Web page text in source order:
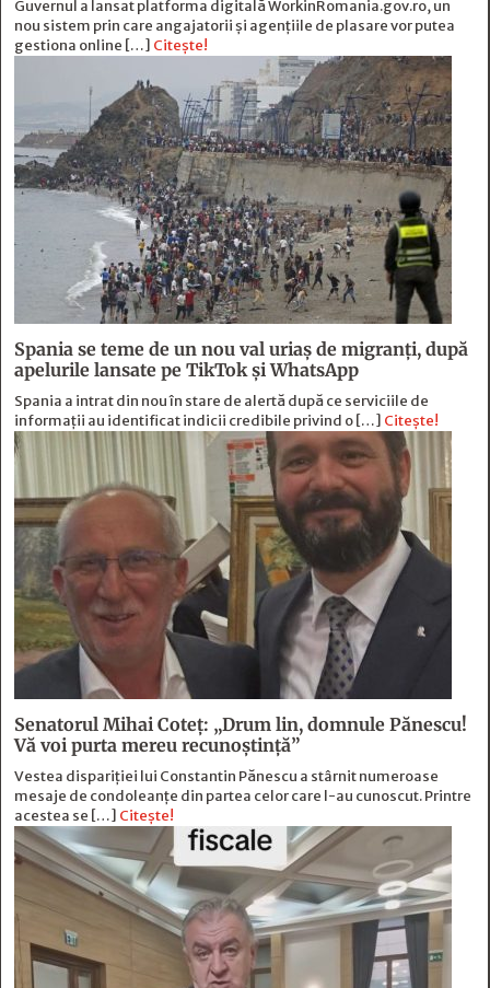
Guvernul a lansat platforma digitală WorkinRomania.gov.ro, un
nou sistem prin care angajatorii și agențiile de plasare vor putea
gestiona online […] Citește!
Spania se teme de un nou val uriaș de migranți, după
apelurile lansate pe TikTok și WhatsApp
Spania a intrat din nou în stare de alertă după ce serviciile de
informații au identificat indicii credibile privind o […] Citește!
Senatorul Mihai Coteț: „Drum lin, domnule Pănescu!
Vă voi purta mereu recunoștință”
Vestea dispariției lui Constantin Pănescu a stârnit numeroase
mesaje de condoleanțe din partea celor care l-au cunoscut. Printre
acestea se […] Citește!